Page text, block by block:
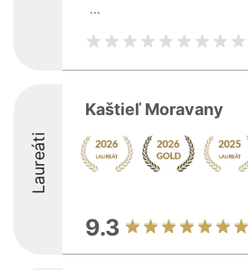
...
Laureáti
Kaštieľ Moravany
9.3